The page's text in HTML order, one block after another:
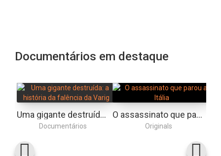
Documentários em destaque
Uma gigante destruída: a história da falência da Varig
Documentários
O assassinato que parou a Itália
Originals